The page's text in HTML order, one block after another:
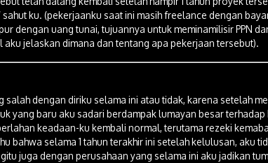
sahut ku. (pekerjaanku saat ini masih freelance dengan
dengan uang tunai, tujuannya untuk meminamilisir PPN
aku jelaskan dimana dan tentang apa pekerjaan tersebut).
salah dengan diriku selama ini atau tidak, karena setelah
yang baru aku sadari berdampak lumayan besar terhadap
keadaan-ku kembali normal, terutama rezeki
bahwa selama 1 tahun terakhir ini setelah kelulusan, aku
juga dengan perusahaan yang selama ini aku jadikan